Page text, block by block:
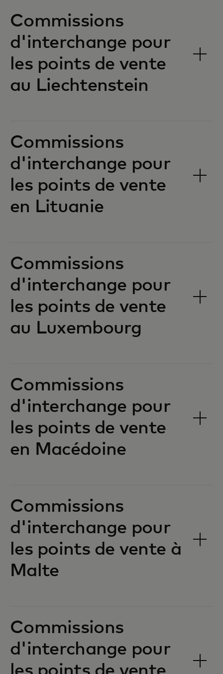
Commissions
d'interchange pour
les points de vente
au Liechtenstein‎‎
Commissions
d'interchange pour
les points de vente
en Lituanie‎‎
Commissions
d'interchange pour
les points de vente
au Luxembourg‎‎
Commissions
d'interchange pour
les points de vente
en Macédoine‎‎
Commissions
d'interchange pour
les points de vente à
Malte‎‎
Commissions
d'interchange pour